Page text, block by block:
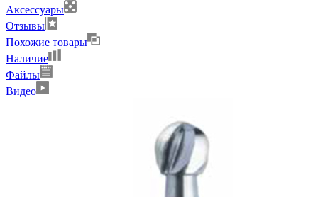
Аксессуары
Отзывы
Похожие товары
Наличие
Файлы
Видео